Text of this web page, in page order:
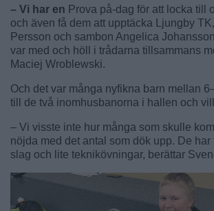
– Vi har en Prova på-dag för att locka till
och även få dem att upptäcka Ljungby
Persson och sambon Angelica
var med och höll i trådarna tillsammans
Maciej Wroblewski.
Och det var många nyfikna barn mellan
till de två inomhusbanorna i hallen och
– Vi visste inte hur många som skulle
nöjda med det antal som dök upp. De har
slag och lite teknikövningar, berättar